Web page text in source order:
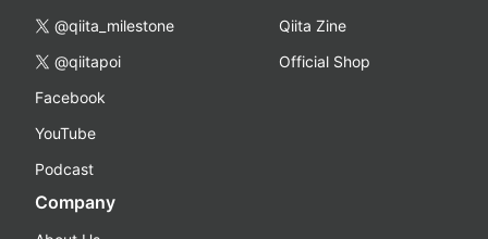
@qiita_milestone
@qiitapoi
Facebook
YouTube
Podcast
Qiita Zine
Official Shop
Company